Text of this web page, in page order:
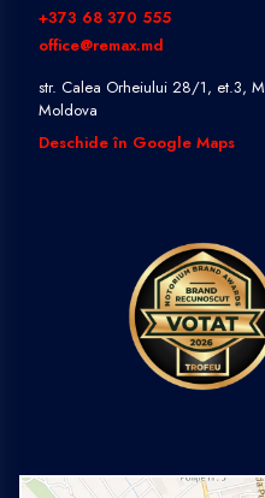
+373 68 370 555
office@remax.md
str. Calea Orheiului 28/1, et.3,
Moldova
Deschide în Google Maps